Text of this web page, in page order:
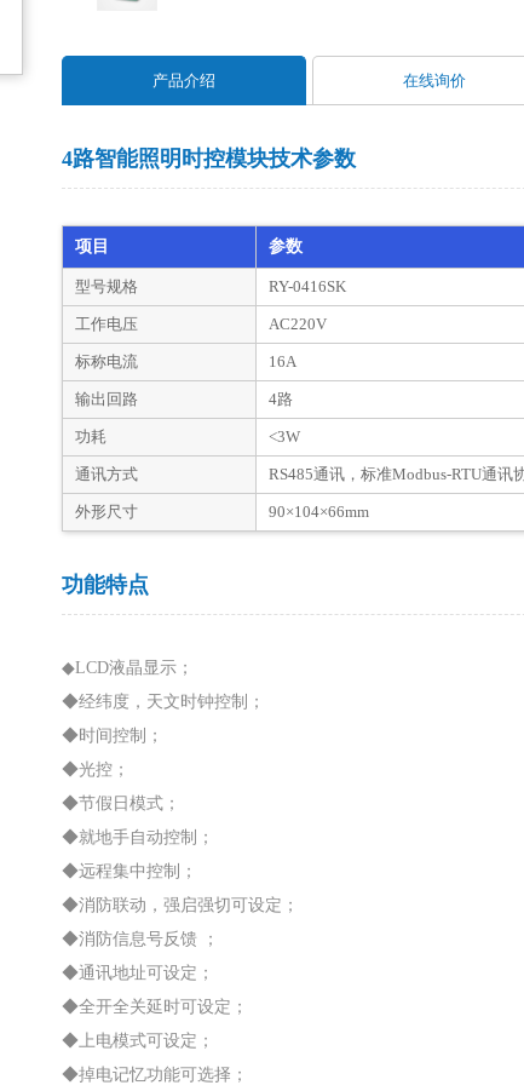
产品介绍 在线询价
4路智能照明时控模块技术参数
项目 参数
型号规格 RY-0416SK
工作电压 AC220V
标称电流 16A
输出回路 4路
功耗 <3W
通讯方式 RS485通讯，标准Modbus-RTU通讯
外形尺寸 90×104×66mm
功能特点
◆LCD液晶显示；
◆经纬度，天文时钟控制；
◆时间控制；
◆光控；
◆节假日模式；
◆就地手自动控制；
◆远程集中控制；
◆消防联动，强启强切可设定；
◆消防信息号反馈 ；
◆通讯地址可设定；
◆全开全关延时可设定；
◆上电模式可设定；
◆掉电记忆功能可选择；